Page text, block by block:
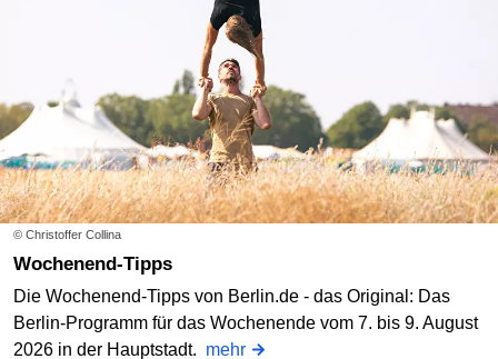
© Christoffer Collina
Wochenend-Tipps
Die Wochenend-Tipps von Berlin.de - das Original: Das
Berlin-Programm für das Wochenende vom 7. bis 9. August
2026 in der Hauptstadt. mehr